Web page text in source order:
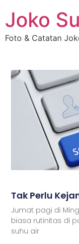
Joko
Foto & Catatan
Tak Perlu
Jumat pagi di
biasa rutinitas di
suhu air